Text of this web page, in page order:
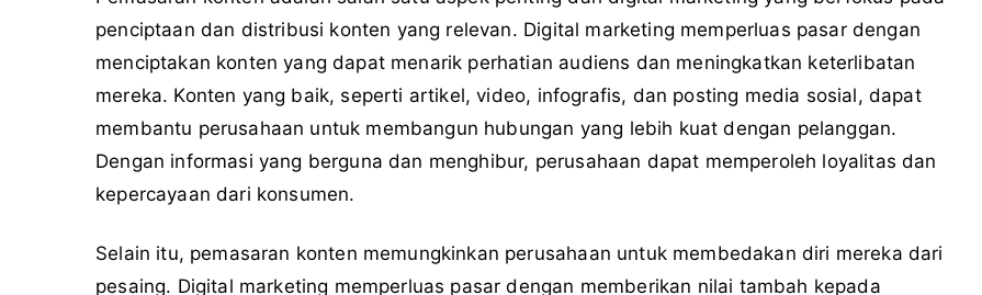
penciptaan dan distribusi konten yang relevan. Digital marketing memperluas pasar dengan
menciptakan konten yang dapat menarik perhatian audiens dan meningkatkan keterlibatan
mereka. Konten yang baik, seperti artikel, video, infografis, dan posting media sosial, dapat
membantu perusahaan untuk membangun hubungan yang lebih kuat dengan pelanggan.
Dengan informasi yang berguna dan menghibur, perusahaan dapat memperoleh loyalitas dan
kepercayaan dari konsumen.
Selain itu, pemasaran konten memungkinkan perusahaan untuk membedakan diri mereka dari
pesaing. Digital marketing memperluas pasar dengan memberikan nilai tambah kepada